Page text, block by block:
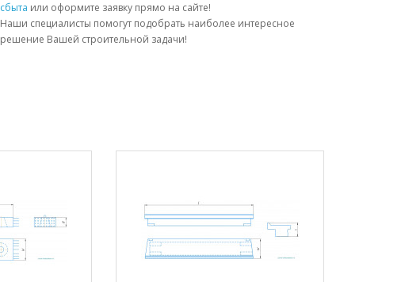
сбыта или оформите заявку прямо на сайте!
Наши специалисты помогут подобрать наиболее интересное
решение Вашей строительной задачи!